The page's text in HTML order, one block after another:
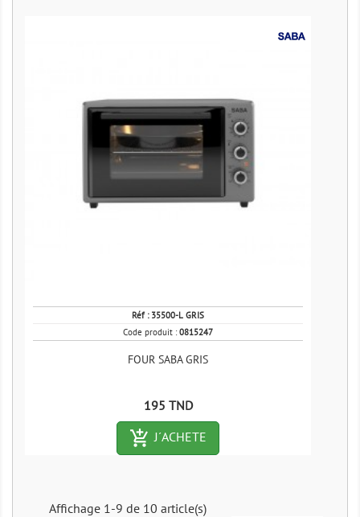
Réf : 35500-L GRIS
Code produit :0815247
FOUR SABA GRIS
Prix
195 TND
add_shopping_cart-outlined
J´ACHETE
Affichage 1-9 de 10 article(s)